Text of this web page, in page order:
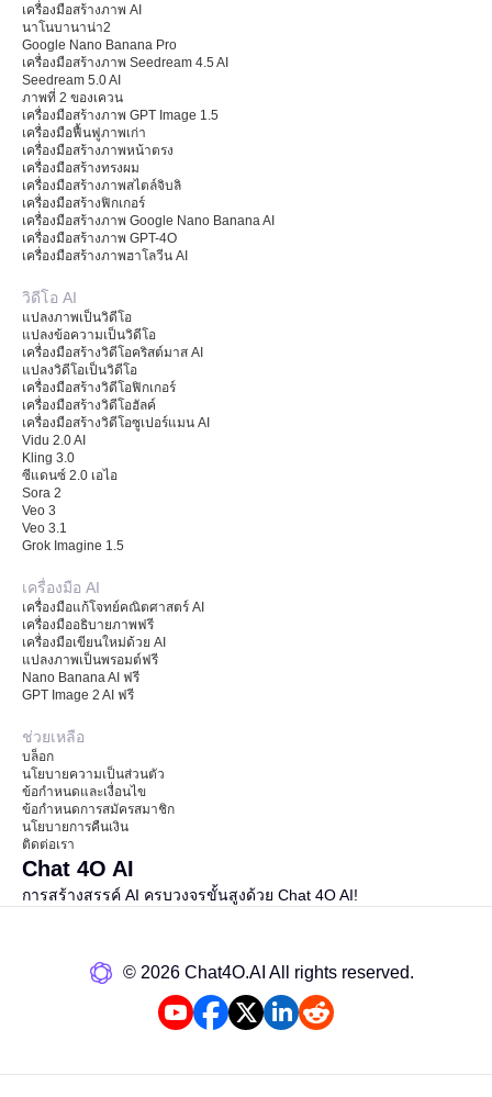
เครื่องมือสร้างภาพ AI
นาโนบานาน่า2
Google Nano Banana Pro
เครื่องมือสร้างภาพ Seedream 4.5 AI
Seedream 5.0 AI
ภาพที่ 2 ของเควน
เครื่องมือสร้างภาพ GPT Image 1.5
เครื่องมือฟื้นฟูภาพเก่า
เครื่องมือสร้างภาพหน้าตรง
เครื่องมือสร้างทรงผม
เครื่องมือสร้างภาพสไตล์จิบลิ
เครื่องมือสร้างฟิกเกอร์
เครื่องมือสร้างภาพ Google Nano Banana AI
เครื่องมือสร้างภาพ GPT-4O
เครื่องมือสร้างภาพฮาโลวีน AI
วิดีโอ AI
แปลงภาพเป็นวิดีโอ
แปลงข้อความเป็นวิดีโอ
เครื่องมือสร้างวิดีโอคริสต์มาส AI
แปลงวิดีโอเป็นวิดีโอ
เครื่องมือสร้างวิดีโอฟิกเกอร์
เครื่องมือสร้างวิดีโอฮัลค์
เครื่องมือสร้างวิดีโอซูเปอร์แมน AI
Vidu 2.0 AI
Kling 3.0
ซีแดนซ์ 2.0 เอไอ
Sora 2
Veo 3
Veo 3.1
Grok Imagine 1.5
เครื่องมือ AI
เครื่องมือแก้โจทย์คณิตศาสตร์ AI
เครื่องมืออธิบายภาพฟรี
เครื่องมือเขียนใหม่ด้วย AI
แปลงภาพเป็นพรอมต์ฟรี
Nano Banana AI ฟรี
GPT Image 2 AI ฟรี
ช่วยเหลือ
บล็อก
นโยบายความเป็นส่วนตัว
ข้อกำหนดและเงื่อนไข
ข้อกำหนดการสมัครสมาชิก
นโยบายการคืนเงิน
ติดต่อเรา
Chat 4O AI
การสร้างสรรค์ AI ครบวงจรขั้นสูงด้วย Chat 4O AI!
©️ 2026 Chat4O.AI All rights reserved.